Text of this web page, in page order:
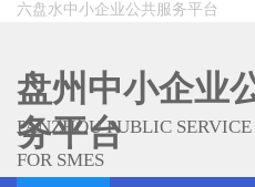
六盘水中小企业公共服务平台
盘州中小企业
务平台
PANZHOU PUBLIC
FOR SMES